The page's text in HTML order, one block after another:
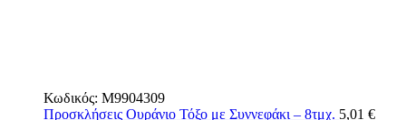
Κωδικός: M9904309
Προσκλήσεις Ουράνιο Τόξο με Συννεφάκι – 8τμχ. 5,01 €